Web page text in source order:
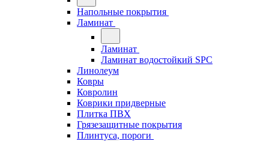
Напольные покрытия
Ламинат
Ламинат
Ламинат водостойкий SPC
Линолеум
Ковры
Ковролин
Коврики придверные
Плитка ПВХ
Грязезащитные покрытия
Плинтуса, пороги